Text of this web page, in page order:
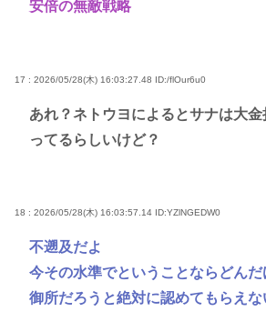
安倍の無敵戦略
17 : 2026/05/28(木) 16:03:27.48 ID:/flOur6u0
あれ？ネトウヨによるとサナは大
ってるらしいけど？
18 : 2026/05/28(木) 16:03:57.14 ID:YZlNGEDW0
不遡及だよ
今その水準でということならどん
御所だろうと絶対に認めてもらえな